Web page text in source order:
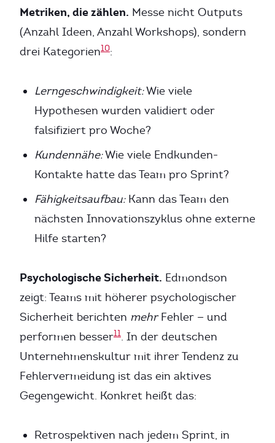
Metriken, die zählen. Messe nicht Outputs
(Anzahl Ideen, Anzahl Workshops), sondern
drei Kategorien10:
Lerngeschwindigkeit:Wie viele
Hypothesen wurden validiert oder
falsifiziert pro Woche?
Kundennähe:Wie viele Endkunden-
Kontakte hatte das Team pro Sprint?
Fähigkeitsaufbau:Kann das Team den
nächsten Innovationszyklus ohne externe
Hilfe starten?
Psychologische Sicherheit. Edmondson
zeigt: Teams mit höherer psychologischer
Sicherheit berichten mehrFehler — und
performen besser11. In der deutschen
Unternehmenskultur mit ihrer Tendenz zu
Fehlervermeidung ist das ein aktives
Gegengewicht. Konkret heißt das:
Retrospektiven nach jedem Sprint, in